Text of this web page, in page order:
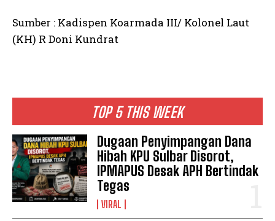
TOP 5 THIS WEEK
Dugaan Penyimpangan Dana
Hibah KPU Sulbar Disorot,
IPMAPUS Desak APH Bertindak
Tegas
VIRAL
Sumber : Kadispen Koarmada III/ Kolonel Laut
(KH) R Doni Kundrat